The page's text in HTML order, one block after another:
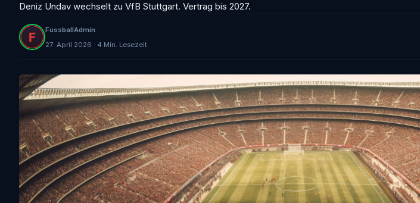
Deniz Undav wechselt zu VfB Stuttgart. Vertrag bis 2027.
FussballAdmin
27. April 2026 · 4 Min. Lesezeit